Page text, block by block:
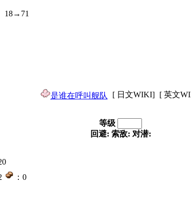
18→71
是谁在呼叫舰队 [ 日文WIKI] [ 英文
等级
回避: 索敌: 对潜:
：0